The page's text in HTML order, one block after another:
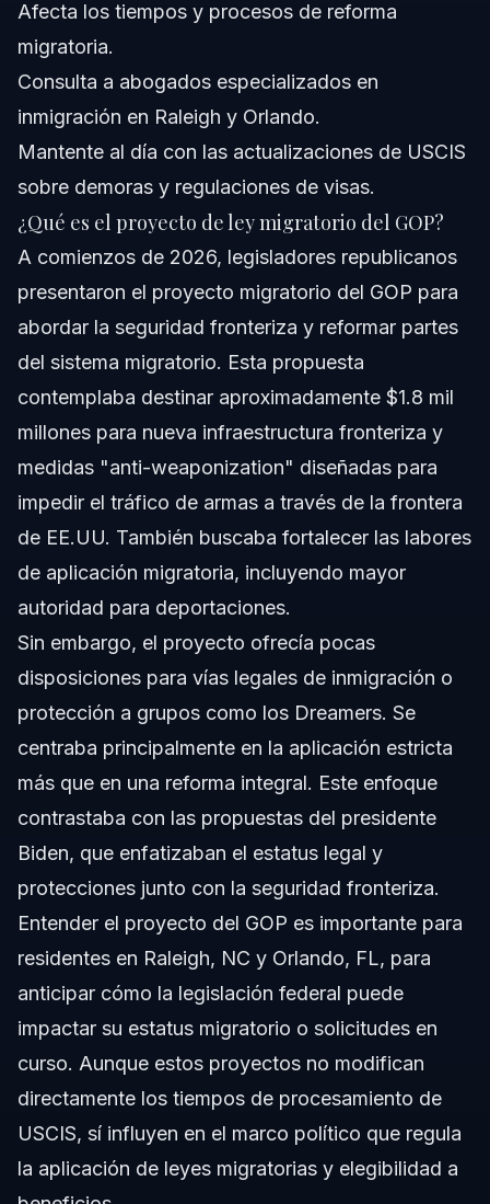
Afecta los tiempos y procesos de reforma
migratoria.
Consulta a abogados especializados en
inmigración en Raleigh y Orlando.
Mantente al día con las actualizaciones de USCIS
sobre demoras y regulaciones de visas.
¿Qué es el proyecto de ley migratorio del GOP?
A comienzos de 2026, legisladores republicanos
presentaron el proyecto migratorio del GOP para
abordar la seguridad fronteriza y reformar partes
del sistema migratorio. Esta propuesta
contemplaba destinar aproximadamente $1.8 mil
millones para nueva infraestructura fronteriza y
medidas "anti-weaponization" diseñadas para
impedir el tráfico de armas a través de la frontera
de EE.UU. También buscaba fortalecer las labores
de aplicación migratoria, incluyendo mayor
autoridad para deportaciones.
Sin embargo, el proyecto ofrecía pocas
disposiciones para vías legales de inmigración o
protección a grupos como los Dreamers. Se
centraba principalmente en la aplicación estricta
más que en una reforma integral. Este enfoque
contrastaba con las propuestas del presidente
Biden, que enfatizaban el estatus legal y
protecciones junto con la seguridad fronteriza.
Entender el proyecto del GOP es importante para
residentes en Raleigh, NC y Orlando, FL, para
anticipar cómo la legislación federal puede
impactar su estatus migratorio o solicitudes en
curso. Aunque estos proyectos no modifican
directamente los tiempos de procesamiento de
USCIS, sí influyen en el marco político que regula
la aplicación de leyes migratorias y elegibilidad a